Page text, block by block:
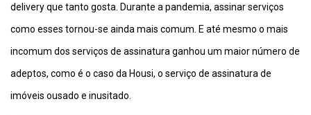
delivery que tanto gosta. Durante a pandemia, assinar serviços
como esses tornou-se ainda mais comum. E até mesmo o mais
incomum dos serviços de assinatura ganhou um maior número de
adeptos, como é o caso da Housi, o serviço de assinatura de
imóveis ousado e inusitado.